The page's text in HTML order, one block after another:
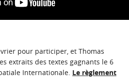
pour participer, et Thomas
extraits des textes gagnants le 6
Internationale. Le règlement